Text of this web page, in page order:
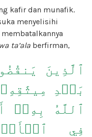
kafir dan munafik.
menyelisihi
ta’ala berfirman,
ٱلَّذِينَ
بَعۡدِ
ٱللَّهُ بِهِۦٓ
فِي